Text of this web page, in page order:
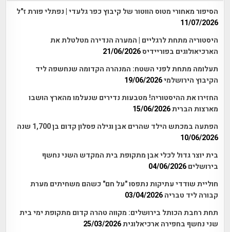
הסיפור מאחורי מטוס הווטור של קיבוץ כפר גלעדי | נפתלי פורת ז"ל
11/07/2026
היסטוריה מתחת לרגליים | המערה הנדירה מטלטלת את
הארכיאולוגים בפוריידיס21/06/2026
תעלומה מתחת לפני השטח: המנהרה הקדומה שנחשפה ליד
הקיבוץ הירושלמי19/06/2026
החזירו את ההיסטוריה! מטבעות נדירים שנעלמו מהארץ הושבו
מארצות הברית15/06/2026
הפתעה במכתש הילד שהרים אבן וגילה פסלון קדום בן 1,700 שנה
10/06/2026
בית יוצר גדול לכלי אבן מתקופת בית המקדש השני נחשף
בירושלים 04/06/2026
חוליית שודדי עתיקות נתפסו "על חם" כשהם משחיתים מערת
קבורה ליד טבריה 03/04/2026
תחת רחבת הכותל בירושלים: מקווה טהרה קדום מתקופת ימי בית
שני נחשף בחפירה ארכיאלוגית25/03/2026